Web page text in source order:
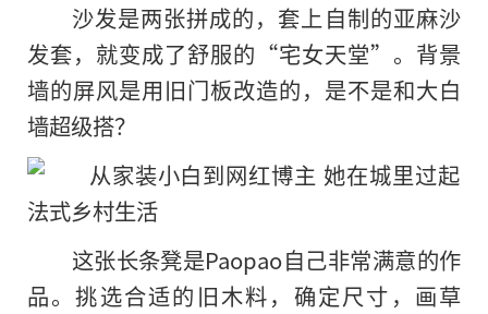
沙发是两张拼成的，套上自制的亚麻沙
发套，就变成了舒服的“宅女天堂”。背景
墙的屏风是用旧门板改造的，是不是和大白
墙超级搭？
这张长条凳是Paopao自己非常满意的作
品。挑选合适的旧木料，确定尺寸，画草